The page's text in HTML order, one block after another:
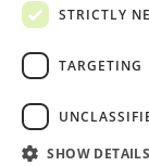
Grupos y eventos
Servicio educativo
© 2026
STRICTLY
TARGETING
SHOW DETAILS